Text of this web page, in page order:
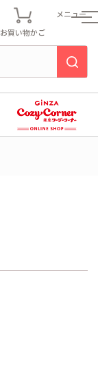
お買い物かご
メニュー